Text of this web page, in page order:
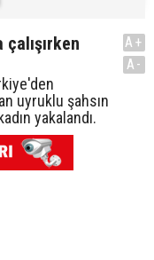
uyruklu şahsın
yakalandı.
A+
A-